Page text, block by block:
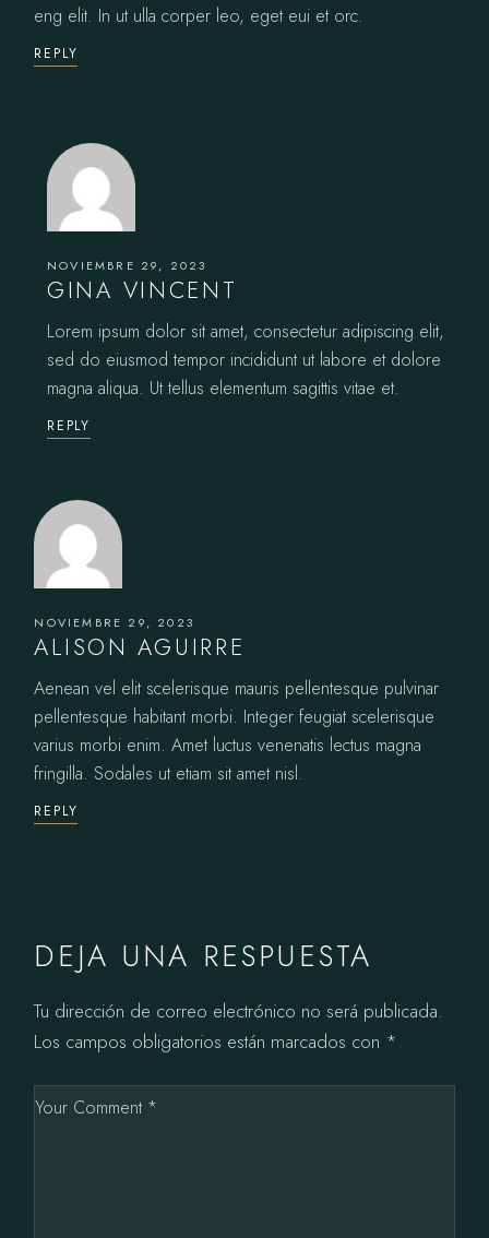
eng elit. In ut ulla corper leo, eget eui et orc.
REPLY
NOVIEMBRE 29, 2023
GINA VINCENT
Lorem ipsum dolor sit amet, consectetur adipiscing elit,
sed do eiusmod tempor incididunt ut labore et dolore
magna aliqua. Ut tellus elementum sagittis vitae et.
REPLY
NOVIEMBRE 29, 2023
ALISON AGUIRRE
Aenean vel elit scelerisque mauris pellentesque pulvinar
pellentesque habitant morbi. Integer feugiat scelerisque
varius morbi enim. Amet luctus venenatis lectus magna
fringilla. Sodales ut etiam sit amet nisl.
REPLY
DEJA UNA RESPUESTA
Tu dirección de correo electrónico no será publicada.
Los campos obligatorios están marcados con *